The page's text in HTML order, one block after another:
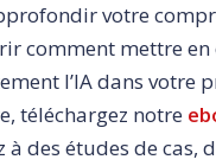
votre
comment mettre
l’IA dans votre
téléchargez notre
à des études de cas,